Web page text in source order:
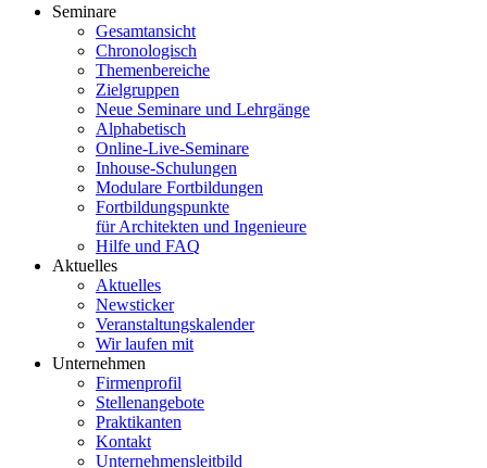
Seminare
Gesamtansicht
Chronologisch
Themenbereiche
Zielgruppen
Neue Seminare und Lehrgänge
Alphabetisch
Online-Live-Seminare
Inhouse-Schulungen
Modulare Fortbildungen
Fortbildungspunkte
für Architekten und Ingenieure
Hilfe und FAQ
Aktuelles
Aktuelles
Newsticker
Veranstaltungskalender
Wir laufen mit
Unternehmen
Firmenprofil
Stellenangebote
Praktikanten
Kontakt
Unternehmensleitbild